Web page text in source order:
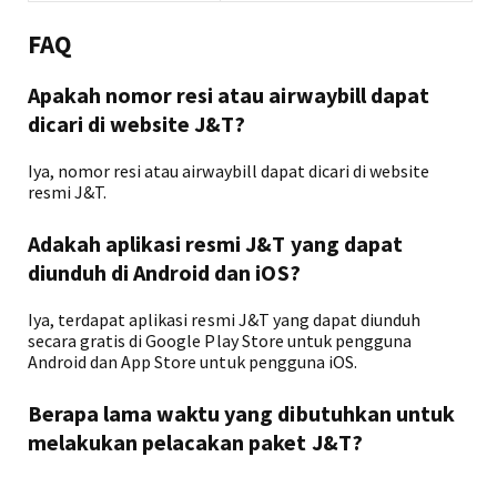
FAQ
Apakah nomor resi atau airwaybill dapat
dicari di website J&T?
Iya, nomor resi atau airwaybill dapat dicari di website
resmi J&T.
Adakah aplikasi resmi J&T yang dapat
diunduh di Android dan iOS?
Iya, terdapat aplikasi resmi J&T yang dapat diunduh
secara gratis di Google Play Store untuk pengguna
Android dan App Store untuk pengguna iOS.
Berapa lama waktu yang dibutuhkan untuk
melakukan pelacakan paket J&T?